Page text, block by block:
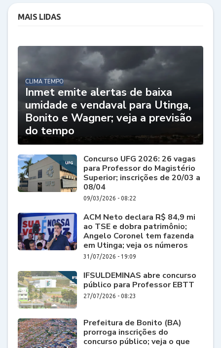
MAIS LIDAS
CLIMA TEMPO
Inmet emite alertas de baixa
umidade e vendaval para Utinga,
Bonito e Wagner; veja a previsão
do tempo
Concurso UFG 2026: 26 vagas
para Professor do Magistério
Superior; inscrições de 20/03 a
08/04
09/03/2026 - 08:22
ACM Neto declara R$ 84,9 mi
ao TSE e dobra patrimônio;
Angelo Coronel tem fazenda
em Utinga; veja os números
31/07/2026 - 19:09
IFSULDEMINAS abre concurso
público para Professor EBTT
27/07/2026 - 08:23
Prefeitura de Bonito (BA)
prorroga inscrições do
concurso público; veja o que